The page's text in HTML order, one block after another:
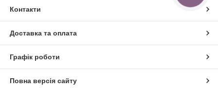
Контакти
Доставка та оплата
Графік роботи
Повна версія сайту